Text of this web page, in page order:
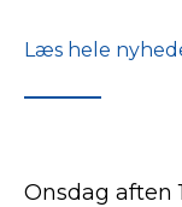
Læs hele
Onsdag aften